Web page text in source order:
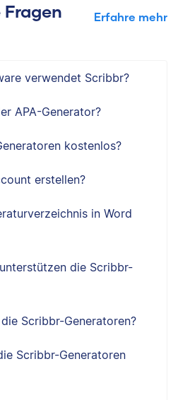
Erfahre mehr
verwendet Scribbr?
APA-Generator?
kostenlos?
erstellen?
in Word
die Scribbr-
Scribbr-Generatoren?
Scribbr-Generatoren